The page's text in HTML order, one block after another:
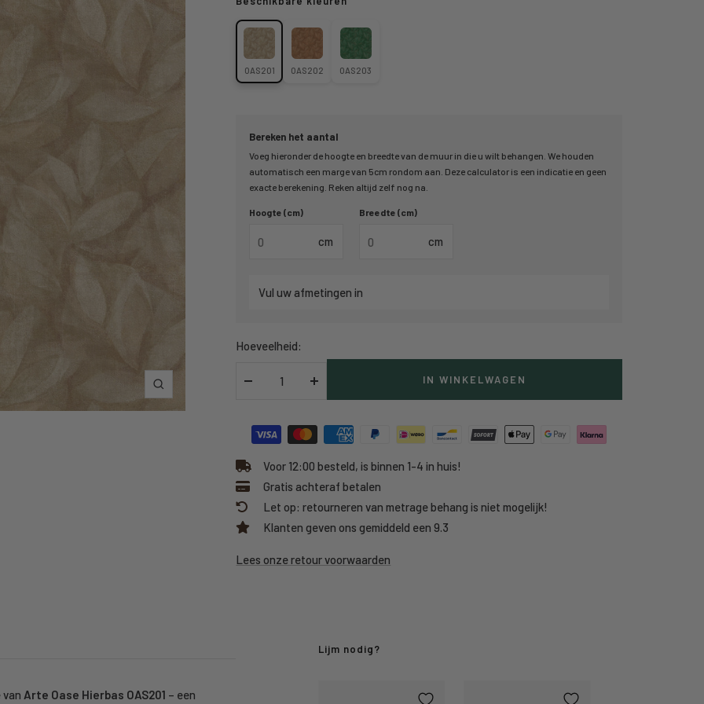
Inzoomen
Bereken het aantal
Voeg hieronder de hoogte en breedte van de muur in die u wilt behangen. We houden
automatisch een marge van 5cm rondom aan. Deze calculator is een indicatie en geen
exacte berekening. Reken altijd zelf nog na.
Hoogte (cm)
cm
Breedte (cm)
cm
Vul uw afmetingen in
OAS201 OAS202 OAS203
Hoeveelheid:
Verlaag
IN WINKELWAGEN
Voor 12:00 besteld, is binnen 1-4 in huis!
Gratis achteraf betalen
Let op: retourneren van metrage behang is niet mogelijk!
Klanten geven ons gemiddeld een 9.3
Lees onze retour voorwaarden
Arte Oase Hierbas OAS201 – een
Lijm nodig?